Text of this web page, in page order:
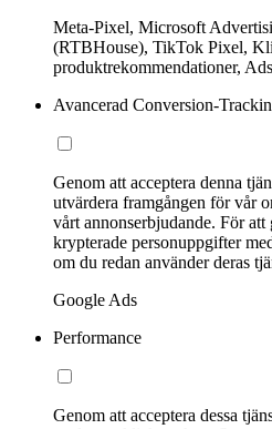
Meta-Pixel, Microsoft
(RTBHouse), TikTok Pixel,
produktrekommendationer,
Avancerad Conversion-
Genom att acceptera denna
utvärdera framgången för vår
vårt annonserbjudande. För
krypterade personuppgifter
om du redan använder deras
Google Ads
Performance
Genom att acceptera dessa